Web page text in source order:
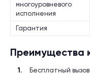
многоуровневого
исполнения
Гарантия
Преимущества
Бесплатный